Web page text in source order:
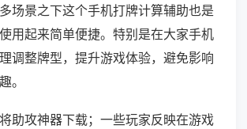
场景之下这个手机打牌计算辅助也是
用起来简单便捷。特别是在大家手机
调整牌型，提升游戏体验，避免影响
。
助攻神器下载；一些玩家反映在游戏